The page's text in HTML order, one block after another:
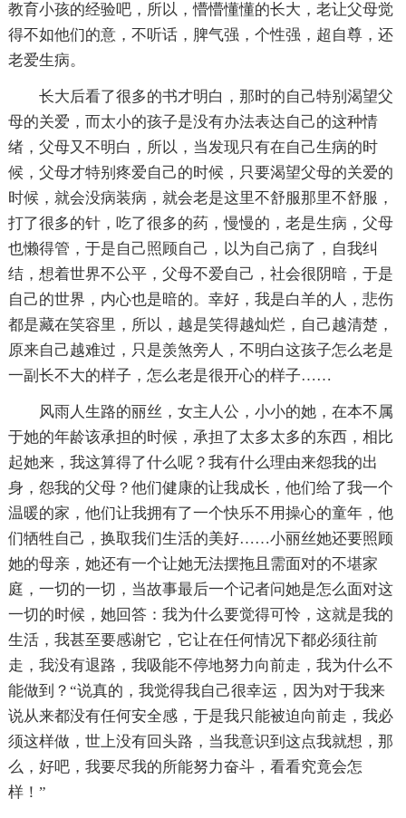
教育小孩的经验吧，所以，懵懵懂懂的长大，老让父母觉
得不如他们的意，不听话，脾气强，个性强，超自尊，还
老爱生病。
长大后看了很多的书才明白，那时的自己特别渴望父
母的关爱，而太小的孩子是没有办法表达自己的这种情
绪，父母又不明白，所以，当发现只有在自己生病的时
候，父母才特别疼爱自己的时候，只要渴望父母的关爱的
时候，就会没病装病，就会老是这里不舒服那里不舒服，
打了很多的针，吃了很多的药，慢慢的，老是生病，父母
也懒得管，于是自己照顾自己，以为自己病了，自我纠
结，想着世界不公平，父母不爱自己，社会很阴暗，于是
自己的世界，内心也是暗的。幸好，我是白羊的人，悲伤
都是藏在笑容里，所以，越是笑得越灿烂，自己越清楚，
原来自己越难过，只是羡煞旁人，不明白这孩子怎么老是
一副长不大的样子，怎么老是很开心的样子……
风雨人生路的丽丝，女主人公，小小的她，在本不属
于她的年龄该承担的时候，承担了太多太多的东西，相比
起她来，我这算得了什么呢？我有什么理由来怨我的出
身，怨我的父母？他们健康的让我成长，他们给了我一个
温暖的家，他们让我拥有了一个快乐不用操心的童年，他
们牺牲自己，换取我们生活的美好……小丽丝她还要照顾
她的母亲，她还有一个让她无法摆拖且需面对的不堪家
庭，一切的一切，当故事最后一个记者问她是怎么面对这
一切的时候，她回答：我为什么要觉得可怜，这就是我的
生活，我甚至要感谢它，它让在任何情况下都必须往前
走，我没有退路，我吸能不停地努力向前走，我为什么不
能做到？“说真的，我觉得我自己很幸运，因为对于我来
说从来都没有任何安全感，于是我只能被迫向前走，我必
须这样做，世上没有回头路，当我意识到这点我就想，那
么，好吧，我要尽我的所能努力奋斗，看看究竟会怎
样！”